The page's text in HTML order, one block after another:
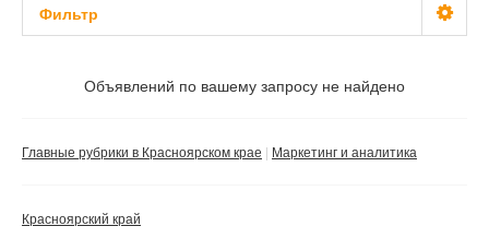
Фильтр
Частное лицо
Объявлений по вашему запросу не найдено
Главные рубрики в Красноярском крае Маркетинг и аналитика
Красноярский край